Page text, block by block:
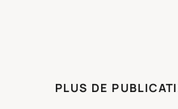
PLUS DE